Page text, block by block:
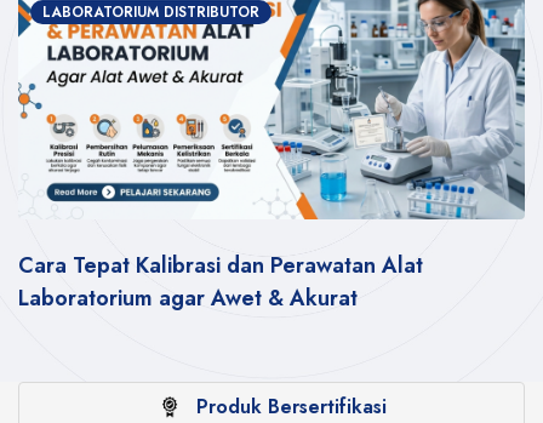
LABORATORIUM DISTRIBUTOR
Cara Tepat Kalibrasi dan Perawatan Alat
Laboratorium agar Awet & Akurat
Produk Bersertifikasi